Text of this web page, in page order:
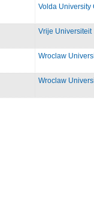
Volda
Vrije Universiteit
Wroclaw
Wroclaw